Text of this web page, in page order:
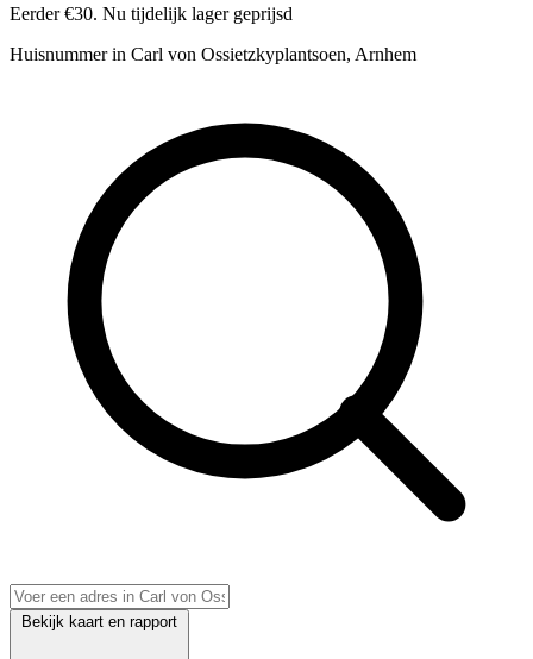
Eerder €30. Nu tijdelijk lager geprijsd
Huisnummer in Carl von Ossietzkyplantsoen, Arnhem
Bekijk kaart en rapport